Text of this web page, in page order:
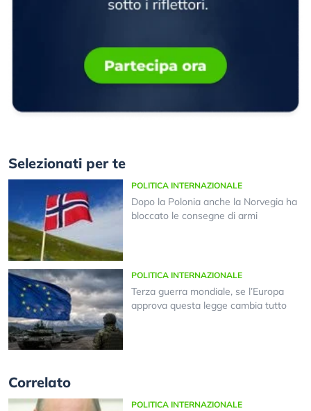
Selezionati per te
POLITICA INTERNAZIONALE
Dopo la Polonia anche la Norvegia ha
bloccato le consegne di armi
POLITICA INTERNAZIONALE
Terza guerra mondiale, se l’Europa
approva questa legge cambia tutto
Correlato
POLITICA INTERNAZIONALE